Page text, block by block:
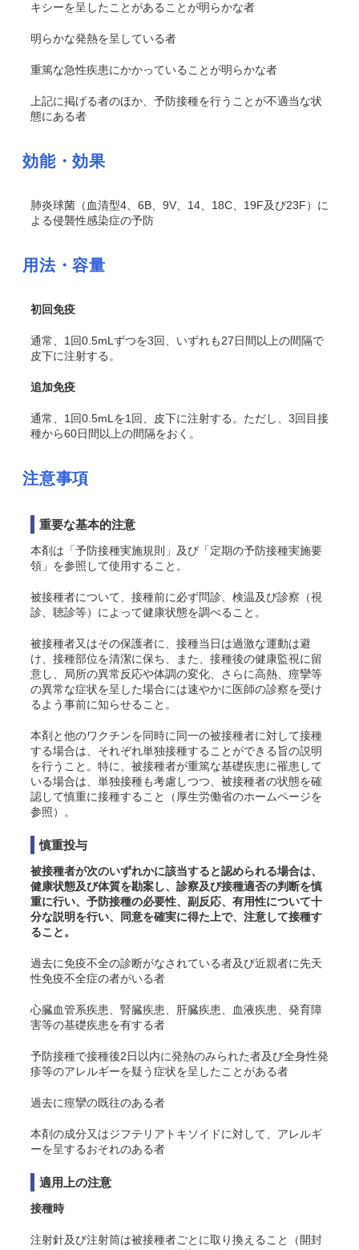
キシーを呈したことがあることが明らかな者
明らかな発熱を呈している者
重篤な急性疾患にかかっていることが明らかな者
上記に掲げる者のほか、予防接種を行うことが不適当な状
態にある者
効能・効果
肺炎球菌（血清型4、6B、9V、14、18C、19F及び23F）に
よる侵襲性感染症の予防
用法・容量
初回免疫
通常、1回0.5mLずつを3回、いずれも27日間以上の間隔で
皮下に注射する。
追加免疫
通常、1回0.5mLを1回、皮下に注射する。ただし、3回目接
種から60日間以上の間隔をおく。
注意事項
重要な基本的注意
本剤は「予防接種実施規則」及び「定期の予防接種実施要
領」を参照して使用すること。
被接種者について、接種前に必ず問診、検温及び診察（視
診、聴診等）によって健康状態を調べること。
被接種者又はその保護者に、接種当日は過激な運動は避
け、接種部位を清潔に保ち、また、接種後の健康監視に留
意し、局所の異常反応や体調の変化、さらに高熱、痙攣等
の異常な症状を呈した場合には速やかに医師の診察を受け
るよう事前に知らせること。
本剤と他のワクチンを同時に同一の被接種者に対して接種
する場合は、それぞれ単独接種することができる旨の説明
を行うこと。特に、被接種者が重篤な基礎疾患に罹患して
いる場合は、単独接種も考慮しつつ、被接種者の状態を確
認して慎重に接種すること（厚生労働省のホームページを
参照）。
慎重投与
被接種者が次のいずれかに該当すると認められる場合は、
健康状態及び体質を勘案し、診察及び接種適否の判断を慎
重に行い、予防接種の必要性、副反応、有用性について十
分な説明を行い、同意を確実に得た上で、注意して接種す
ること。
過去に免疫不全の診断がなされている者及び近親者に先天
性免疫不全症の者がいる者
心臓血管系疾患、腎臓疾患、肝臓疾患、血液疾患、発育障
害等の基礎疾患を有する者
予防接種で接種後2日以内に発熱のみられた者及び全身性発
疹等のアレルギーを疑う症状を呈したことがある者
過去に痙攣の既往のある者
本剤の成分又はジフテリアトキソイドに対して、アレルギ
ーを呈するおそれのある者
適用上の注意
接種時
注射針及び注射筒は被接種者ごとに取り換えること（開封